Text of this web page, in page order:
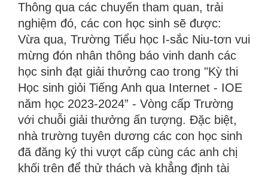
Thông qua các chuyến tham quan, trải
nghiệm đó, các con học sinh sẽ được:
Vừa qua, Trường Tiểu học I-sắc Niu-tơn vui
mừng đón nhân thông báo vinh danh các
học sinh đạt giải thưởng cao trong "Kỳ thi
Học sinh giỏi Tiếng Anh qua Internet - IOE
năm học 2023-2024” - Vòng cấp Trường
với chuỗi giải thưởng ấn tượng. Đặc biệt,
nhà trường tuyên dương các con học sinh
đã đăng ký thi vượt cấp cùng các anh chị
khối trên để thử thách và khẳng định tài